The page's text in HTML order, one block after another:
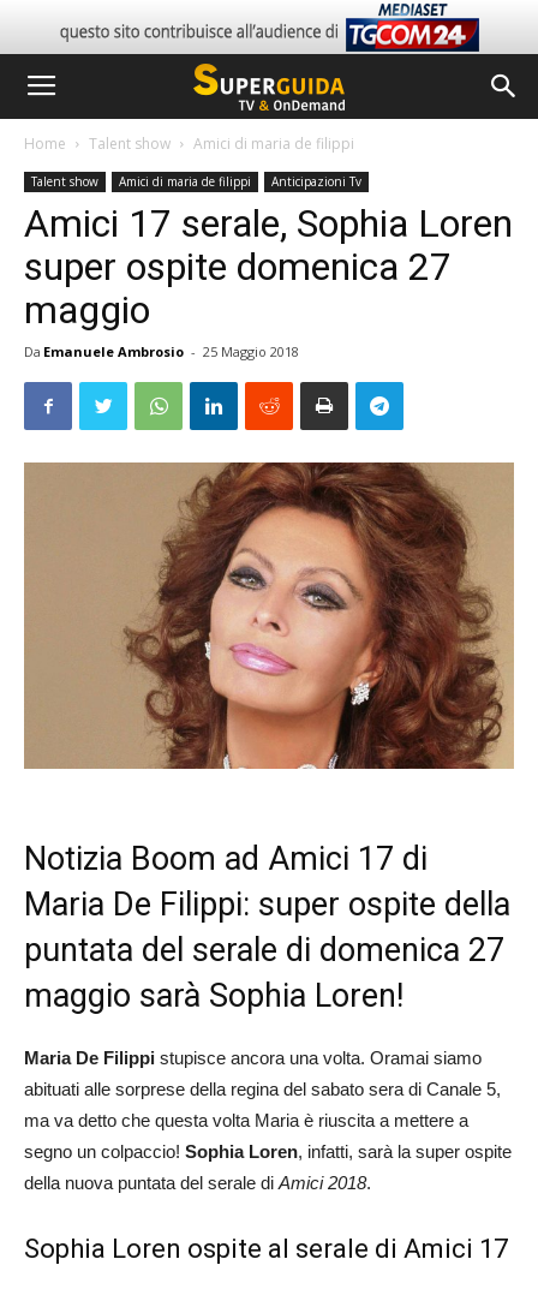
Home Talent show Amici di maria de filippi
Talent show Amici di maria de filippi Anticipazioni Tv
Amici 17 serale, Sophia Loren
super ospite domenica 27
maggio
Da Emanuele Ambrosio - 25 Maggio 2018
Notizia Boom ad Amici 17 di
Maria De Filippi: super ospite della
puntata del serale di domenica 27
maggio sarà Sophia Loren!
Maria De Filippi stupisce ancora una volta. Oramai siamo
abituati alle sorprese della regina del sabato sera di Canale 5,
ma va detto che questa volta Maria è riuscita a mettere a
segno un colpaccio! Sophia Loren, infatti, sarà la super ospite
della nuova puntata del serale di Amici 2018.
Sophia Loren ospite al serale di Amici 17